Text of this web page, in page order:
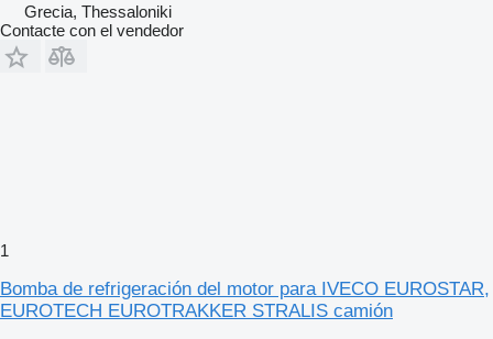
Grecia, Thessaloniki
Contacte con el vendedor
1
Bomba de refrigeración del motor para IVECO EUROSTAR,
EUROTECH EUROTRAKKER STRALIS camión